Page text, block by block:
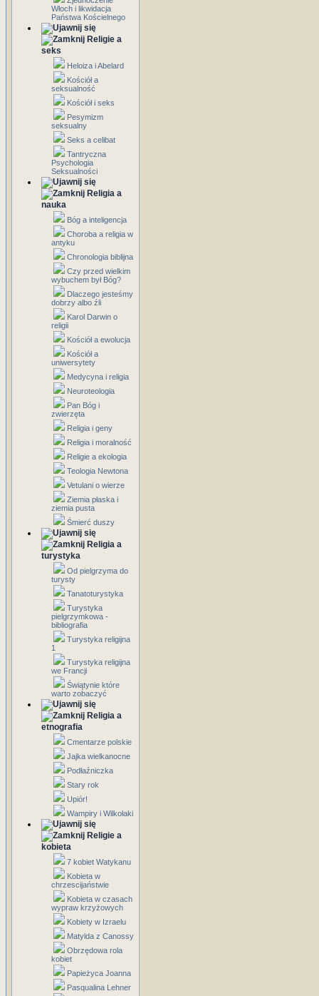
Włoch i likwidacja
Państwa Kościelnego
Religie a
seks
Heloiza i Abelard
Kościół a
seksualność
Kościół i seks
Pesymizm
seksualny
Seks a celibat
Tantryczna
Psychologia
Seksualności
Religia a
nauka
Bóg a inteligencja
Choroba a religia w
antyku
Chronologia biblijna
Czy przed wielkim
wybuchem był Bóg?
Dlaczego jesteśmy
dobrzy albo źli
Karol Darwin o
religii
Kościół a ewolucja
Kościół a
uniwersytety
Medycyna i religia
Neuroteologia
Pan Bóg i
zwierzęta
Religia i geny
Religia i moralność
Religie a ekologia
Teologia Newtona
Vetulani o wierze
Ziemia płaska i
ziemia pusta
Śmierć duszy
Religia a
turystyka
Od pielgrzyma do
turysty
Tanatoturystyka
Turystyka
pielgrzymkowa -
bibliografia
Turystyka religijna
1
Turystyka religijna
we Francji
Świątynie które
warto zobaczyć
Religia a
etnografia
Cmentarze polskie
Jajka wielkanocne
Podłaźniczka
Stary rok
Upiór!
Wampiry i Wilkołaki
Religie a
kobieta
7 kobiet Watykanu
Kobieta w
chrzescijaństwie
Kobieta w czasach
wypraw krzyżowych
Kobiety w Izraelu
Matylda z Canossy
Obrzędowa rola
kobiet
Papieżyca Joanna
Pasqualina Lehner